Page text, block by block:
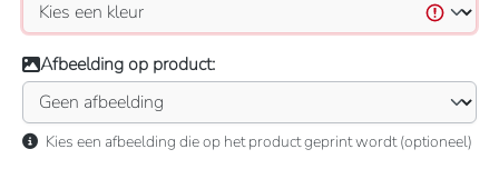
Afbeelding op product:
Kies een afbeelding die op het product geprint wordt (optioneel)